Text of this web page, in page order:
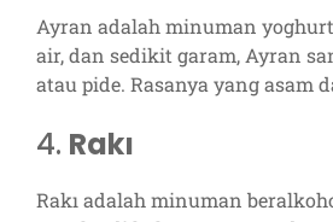
Ayran adalah minuman
air, dan sedikit garam, Ayran
atau pide. Rasanya yang asam
4. Rakı
Rakı adalah minuman